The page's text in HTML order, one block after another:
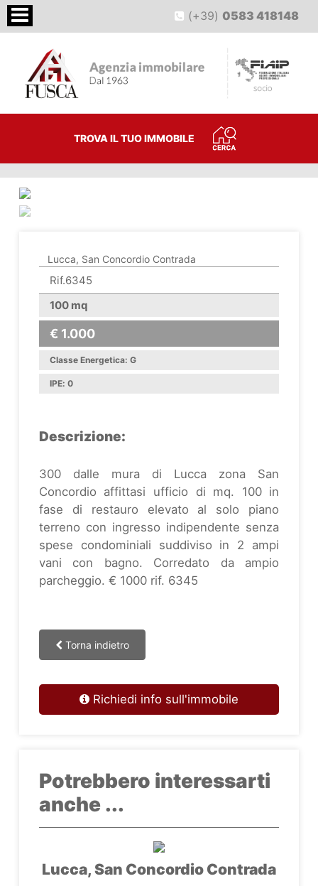
(+39)0583 418148
TROVA IL TUO IMMOBILE
Lucca, San Concordio Contrada
Rif.6345
100 mq
€ 1.000
Classe Energetica: G
IPE: 0
Descrizione:
300 dalle mura di Lucca zona San
Concordio affittasi ufficio di mq. 100 in
fase di restauro elevato al solo piano
terreno con ingresso indipendente senza
spese condominiali suddiviso in 2 ampi
vani con bagno. Corredato da ampio
parcheggio. € 1000 rif. 6345
Torna indietro
Richiedi info sull'immobile
Potrebbero interessarti
anche ...
Lucca, San Concordio Contrada